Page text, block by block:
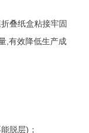
叠纸盒粘接牢固
,有效降低生产成
脱层)；